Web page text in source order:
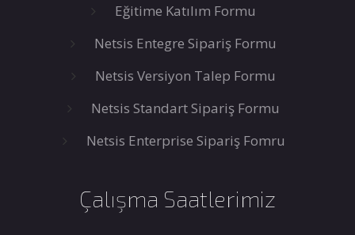
Eğitime Katılım Formu
Netsis Entegre Sipariş Formu
Netsis Versiyon Talep Formu
Netsis Standart Sipariş Formu
Netsis Enterprise Sipariş Fomru
Çalışma Saatlerimiz